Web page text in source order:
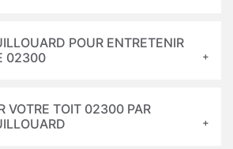
POUR ENTRETENIR
02300
VOTRE TOIT 02300 PAR